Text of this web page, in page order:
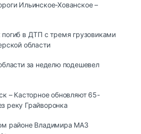
Ильинское-Хованское –
в ДТП с тремя грузовиками
области
за неделю подешевел
– Касторное обновляют 65-
реку Грайворонка
районе Владимира МАЗ